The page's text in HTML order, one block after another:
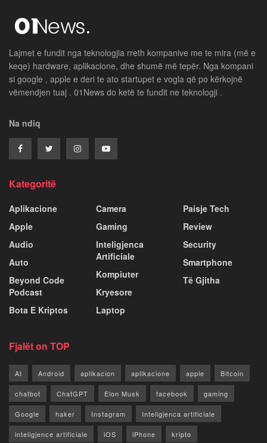
Lajmet e fundit nga teknologjia rreth kompanive me te mira (më e
keqe) hardware, aplikacione, dhe shumë më tepër. Nga kompani
si google , apple e deri te ato startupet e vogla që po kërkojnë
vëmendjen tuaj . 01News do ketë te fundit ne teknologji .
Na ndiq
Kategoritë
Aplikacione
Apple
Audio
Auto
Beyond Code
Podcast
Bota E Kriptos
Camera
Gaming
Inteligjenca
Artificiale
Kompiuter
Kryesore
Laptop
Paisje Tech
Review
Security
Smartphone
Të Gjitha
Fjalët on TOP
AI Android aplikacion aplikacione apple Bitcoin
chatbot ChatGPT Elon Musk facebook gaming
Google haker Instagram Inteligjenca artificiale
inteligjence artificiale iOS iPhone kripto